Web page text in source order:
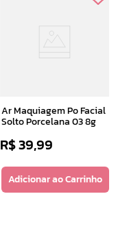
Ar Maquiagem Po Facial
Solto Porcelana 03 8g
R$39,99
Adicionar ao Carrinho